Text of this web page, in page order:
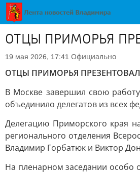
ОТЦЫ ПРИМОРЬЯ
19 мая 2026, 17:41 Официально
ОТЦЫ ПРИМОРЬЯ
В Москве завершил свою
объединило делегатов из всех
Делегацию Приморского края
регионального отделения
Владимир Горбатюк и Виктор
На пленарном заседании особо